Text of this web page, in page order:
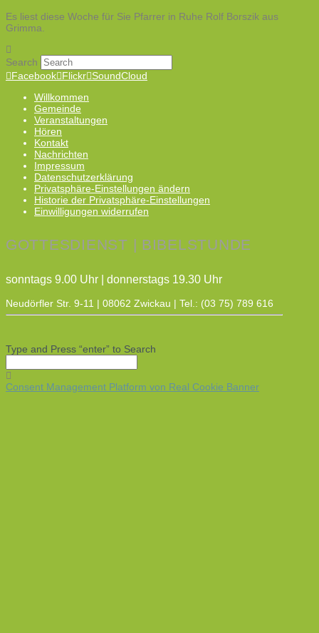
Es liest diese Woche für Sie Pfarrer in Ruhe Rolf Borszik aus
Grimma.
Search
Facebook Flickr SoundCloud
Willkommen
Gemeinde
Veranstaltungen
Hören
Kontakt
Nachrichten
Impressum
Datenschutzerklärung
Privatsphäre-Einstellungen ändern
Historie der Privatsphäre-Einstellungen
Einwilligungen widerrufen
GOTTESDIENST | BIBELSTUNDE
sonntags 9.00 Uhr | donnerstags 19.30 Uhr
Neudörfler Str. 9-11 | 08062 Zwickau | Tel.: (03 75) 789 616
Type and Press “enter” to Search
Consent Management Platform von Real Cookie Banner